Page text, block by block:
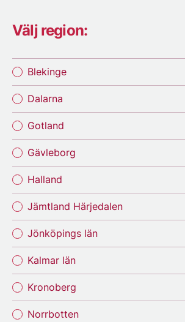
Välj region:
Blekinge
Dalarna
Gotland
Gävleborg
Halland
Jämtland Härjedalen
Jönköpings län
Kalmar län
Kronoberg
Norrbotten